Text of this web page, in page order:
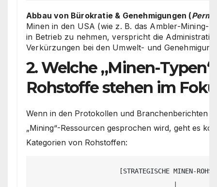
Abbau von Bürokratie & Genehmigungen (
Minen in den USA (wie z. B. das Ambler-Mining-
in Betrieb zu nehmen, verspricht die
Verkürzungen bei den Umwelt- und
2. Welche „Minen-
Rohstoffe stehen im
Wenn in den Protokollen und Branchenberichten
„Mining“-Ressourcen gesprochen wird, geht es
Kategorien von Rohstoffen: